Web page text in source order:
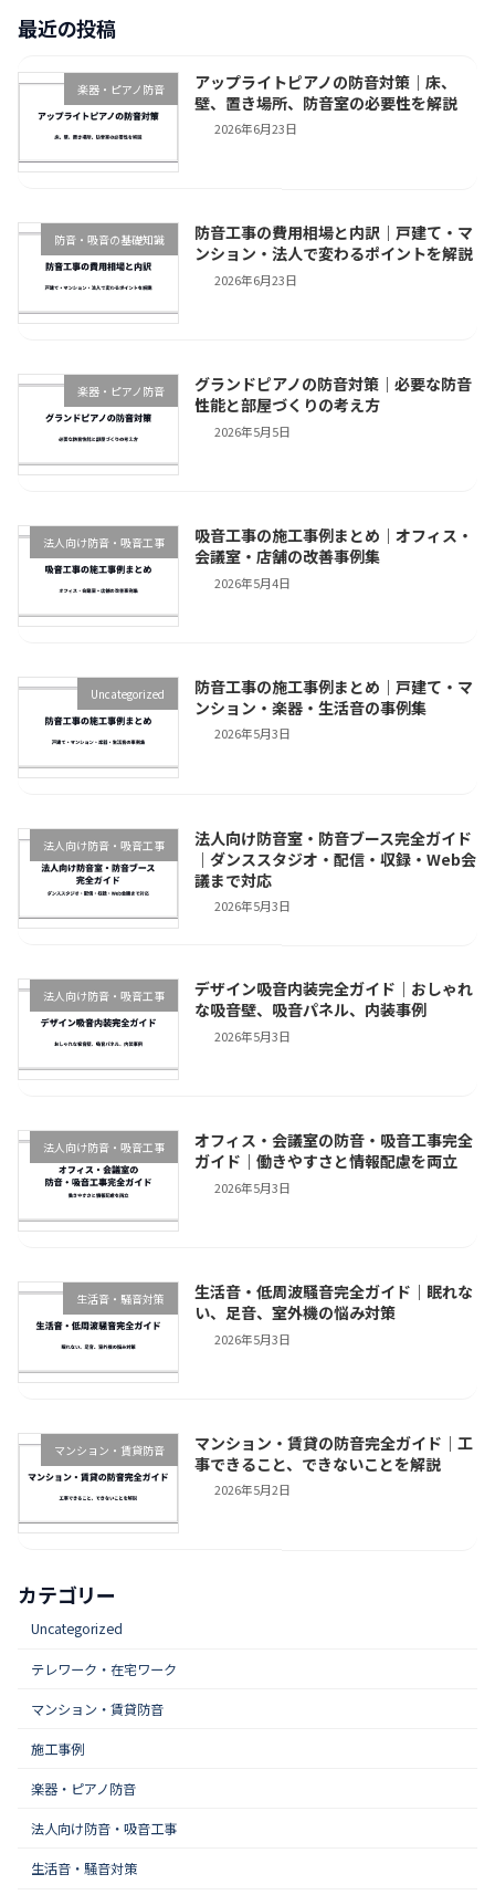
の
ペ
ー
送
り
最近の投稿
楽器・ピアノ防音
アップライトピアノの防音対策｜床、
壁、置き場所、防音室の必要性を解説
2026年6月23日
防音・吸音の基礎知識
防音工事の費用相場と内訳｜戸建て・マ
ンション・法人で変わるポイントを解説
2026年6月23日
楽器・ピアノ防音
グランドピアノの防音対策｜必要な防音
性能と部屋づくりの考え方
2026年5月5日
法人向け防音・吸音工事
吸音工事の施工事例まとめ｜オフィス・
会議室・店舗の改善事例集
2026年5月4日
Uncategorized
防音工事の施工事例まとめ｜戸建て・マ
ンション・楽器・生活音の事例集
2026年5月3日
法人向け防音・吸音工事
法人向け防音室・防音ブース完全ガイド
｜ダンススタジオ・配信・収録・Web会
議まで対応
2026年5月3日
法人向け防音・吸音工事
デザイン吸音内装完全ガイド｜おしゃれ
な吸音壁、吸音パネル、内装事例
2026年5月3日
法人向け防音・吸音工事
オフィス・会議室の防音・吸音工事完全
ガイド｜働きやすさと情報配慮を両立
2026年5月3日
生活音・騒音対策
生活音・低周波騒音完全ガイド｜眠れな
い、足音、室外機の悩み対策
2026年5月3日
マンション・賃貸防音
マンション・賃貸の防音完全ガイド｜工
事できること、できないことを解説
2026年5月2日
カテゴリー
Uncategorized
テレワーク・在宅ワーク
マンション・賃貸防音
施工事例
楽器・ピアノ防音
法人向け防音・吸音工事
生活音・騒音対策